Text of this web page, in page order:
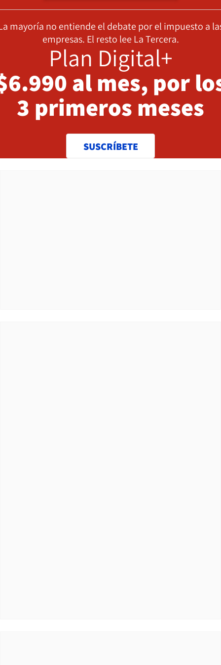
mayoría no entiende el debate por el impuesto a
empresas. El resto lee La Tercera.
Plan Digital+
al mes, por
3 primeros meses
SUSCRÍBETE